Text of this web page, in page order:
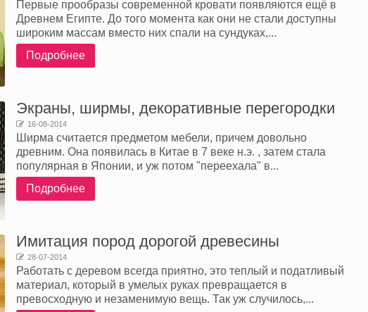
Первые прообразы современной кровати появляются ещё в
Древнем Египте. До того момента как они не стали доступны
широким массам вместо них спали на сундуках,...
Подробнее
Экраны, ширмы, декоративные перегородки
16-08-2014
Ширма считается предметом мебели, причем довольно
древним. Она появилась в Китае в 7 веке н.э. , затем стала
популярная в Японии, и уж потом "переехала" в...
Подробнее
Имитация пород дорогой древесины
28-07-2014
Работать с деревом всегда приятно, это теплый и податливый
материал, который в умелых руках превращается в
превосходную и незаменимую вещь. Так уж случилось,...